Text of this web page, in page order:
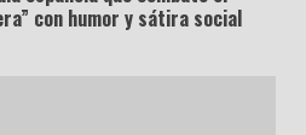
con humor y sátira social